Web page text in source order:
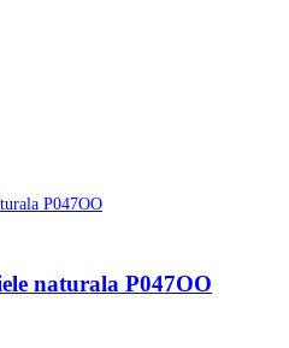
naturala P047OO